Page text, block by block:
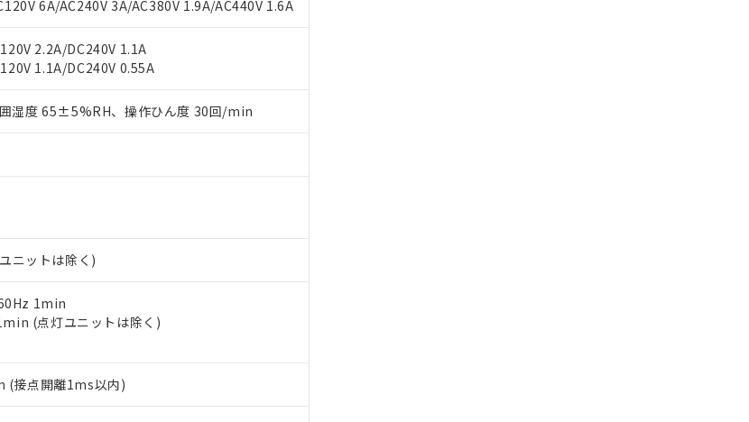
6A/AC240V 3A/AC380V 1.9A/AC440V 1.6A
2.2A/DC240V 1.1A
1.1A/DC240V 0.55A
湿度 65±5%RH、操作ひん度 30回/min
ニットは除く)
1min
(点灯ユニットは除く)
(接点開離1ms以内)
に関するお客様との取引・商談に必要な範囲で利用することをご了承くだ
、"個人情報の共同利用に関して"
含有証明書
準）
を証明するもので、過去に遡って非含有を証明するものではありません。
ステル類４物質の対応では、対応完了までの期間は出荷製品に未対応品が
を記載しておりました。